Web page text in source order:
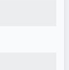
12
y
a su
se